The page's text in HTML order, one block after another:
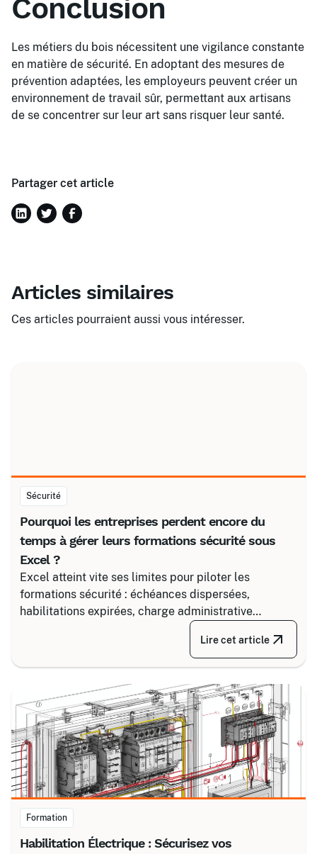
Conclusion
Les métiers du bois nécessitent une vigilance constante
en matière de sécurité. En adoptant des mesures de
prévention adaptées, les employeurs peuvent créer un
environnement de travail sûr, permettant aux artisans
de se concentrer sur leur art sans risquer leur santé.
Partager cet article
Articles similaires
Ces articles pourraient aussi vous intéresser.
Sécurité
Pourquoi les entreprises perdent encore du
temps à gérer leurs formations sécurité sous
Excel ?
Excel atteint vite ses limites pour piloter les
formations sécurité : échéances dispersées,
habilitations expirées, charge administrative
croissante. Découvrez comment structurer un suivi
fiable en associant un partenaire spécialisé comme
Certalis et un logiciel de gestion de formation (TMS).
Lire cet article
Formation
Habilitation Électrique : Sécurisez vos